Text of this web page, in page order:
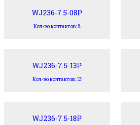
WJ236-7.5-08P
Кол-во контактов: 8
WJ236-7.5-13P
Кол-во контактов: 13
WJ236-7.5-18P